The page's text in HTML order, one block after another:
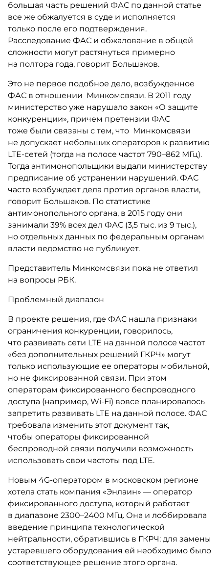
большая часть решений ФАС по данной статье
все же обжалуется в суде и исполняется
только после его подтверждения.
Расследование ФАС и обжалование в общей
сложности могут растянуться примерно
на полтора года, говорит Большаков.
​Это не первое подобное дело, возбужденное
ФАС в отношении Минкомсвязи. В 2011 году
министерство уже нарушало закон «О защите
конкуренции», причем претензии ФАС
тоже были связаны с тем, что Минкомсвязи
не допускает небольших операторов к развитию
LTE-сетей (тогда на полосе частот 790–862 МГц).
Тогда антимонопольщики выдали министерству
предписание об устранении нарушений. ФАС
часто возбуждает дела против органов власти,
говорит Большаков. По статистике
антимонопольного органа, в 2015 году они
занимали 39% всех дел ФАС (3,5 тыс. из 9 тыс.),
но отдельных данных по федеральным органам
власти ведомство не публикует.
Представитель Минкомсвязи пока не ответил
на вопросы РБК.
Проблемный диапазон
В проекте решения, где ФАС нашла признаки
ограничения конкуренции, говорилось,
что развивать сети LTE на данной полосе частот
«без дополнительных решений ГКРЧ» могут
только использующие ее операторы мобильной,
но не фиксированной связи. При этом
операторам фиксированного беспроводного
доступа (например, Wi-Fi) вовсе планировалось
запретить развивать LTE на данной полосе. ФАС
требовала изменить этот документ так,
чтобы операторы фиксированной
беспроводной связи получили возможность
использовать свои частоты под LTE.
Новым 4G-оператором в московском регионе
хотела стать компания «Энлаин» — оператор
фиксированного доступа, который работает
в диапазоне 2300–2400 МГц. Она и лоббировала
введение принципа технологической
нейтральности, обратившись в ГКРЧ: для замены
устаревшего оборудования ей необходимо было
соответствующее решение этого органа.